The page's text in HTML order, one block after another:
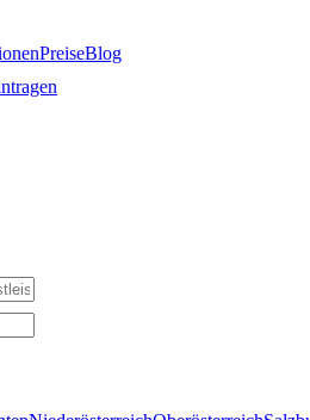
PreiseBlog